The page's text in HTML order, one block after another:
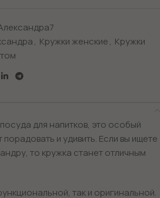
, Кружки женские, Кружки
для напитков, это особый
и удивить. Если вы ищете
то кружка станет отличным
так и оригинальной.